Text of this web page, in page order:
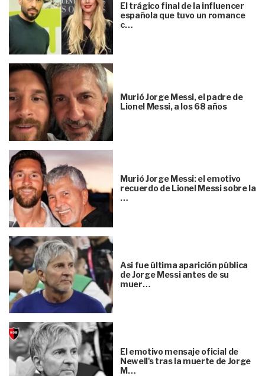
El trágico final de la influencer
española que tuvo un romance
c…
Murió Jorge Messi, el padre de
Lionel Messi, a los 68 años
Murió Jorge Messi: el emotivo
recuerdo de Lionel Messi sobre la
…
Así fue última aparición pública
de Jorge Messi antes de su
muer…
El emotivo mensaje oficial de
Newell's tras la muerte de Jorge
M…